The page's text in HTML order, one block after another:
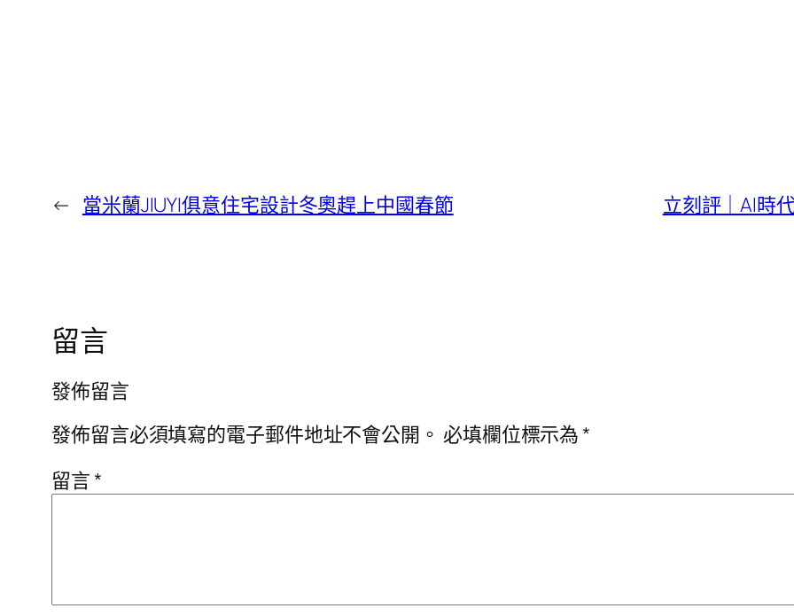
← 當米蘭JIUYI俱意住宅設計冬奧趕上中國春節 立刻評｜AI時
留言
發佈留言
發佈留言必須填寫的電子郵件地址不會公開。 必填欄位標示為*
留言*